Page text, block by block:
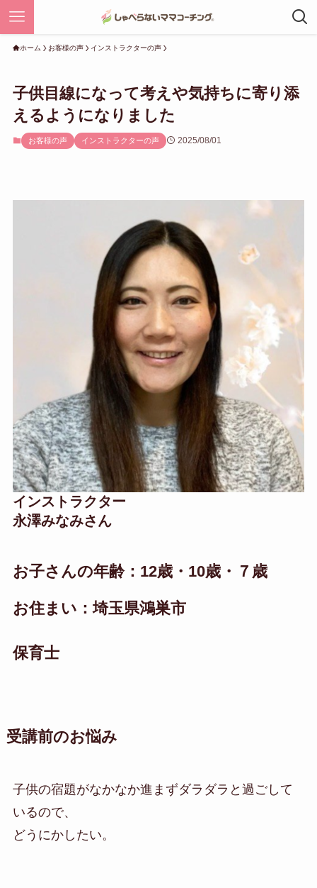
ホーム お客様の声 インストラクターの声
子供目線になって考えや気持ちに寄り添
えるようになりました
お客様の声 インストラクターの声 2025/08/01
インストラクター
永澤みなみさん
お子さんの年齢：12歳・10歳・７歳
お住まい：埼玉県鴻巣市
保育士
受講前のお悩み
子供の宿題がなかなか進まずダラダラと過ごして
いるので、
どうにかしたい。